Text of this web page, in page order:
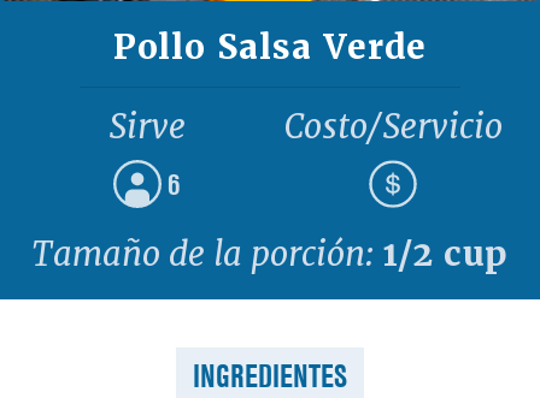
Pollo Salsa Verde
Sirve
6
Costo/Servicio
Tamaño de la porción: 1/2 cup
INGREDIENTES